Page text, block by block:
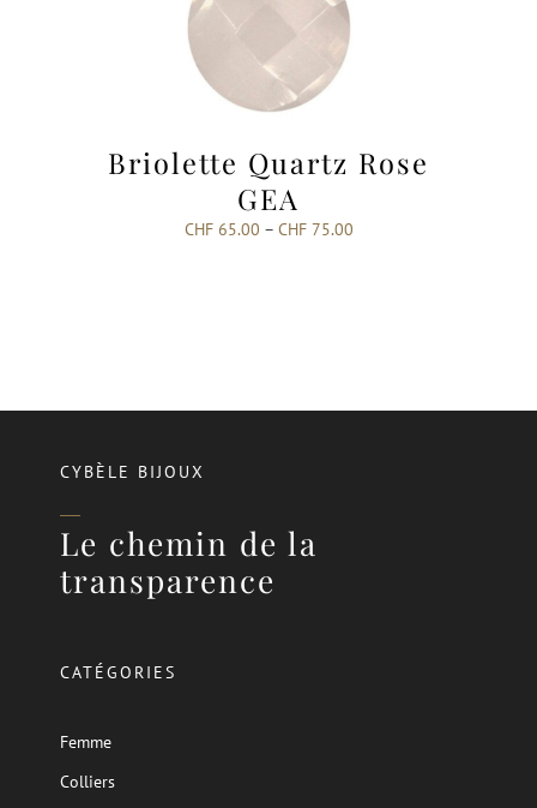
Briolette Quartz Rose
GEA
CHF65.00 – CHF75.00
CYBÈLE BIJOUX
Le chemin de la
transparence
CATÉGORIES
Femme
Colliers